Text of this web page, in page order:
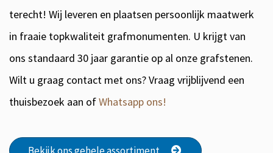
terecht! Wij leveren en plaatsen persoonlijk maatwerk
in fraaie topkwaliteit grafmonumenten. U krijgt van
ons standaard 30 jaar garantie op al onze grafstenen.
Wilt u graag contact met ons? Vraag vrijblijvend een
thuisbezoek aan ofWhatsapp ons!